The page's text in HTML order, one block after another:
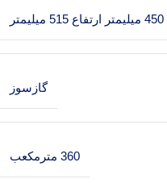
گازسوز
360 مترمکعب